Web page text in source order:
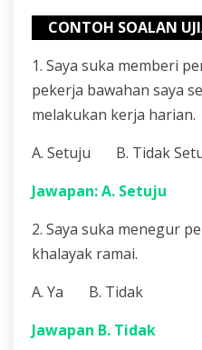
CONTOH SOALAN
1. Saya suka memberi
pekerja bawahan saya
melakukan kerja harian.
A. Setuju B. Tidak
Jawapan: A. Setuju
2. Saya suka menegur
khalayak ramai.
A. Ya B. Tidak
Jawapan B. Tidak